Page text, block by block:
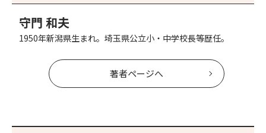
守門 和夫
1950年新潟県生まれ。埼玉県公立小・中学校長等歴任。
著者ページへ